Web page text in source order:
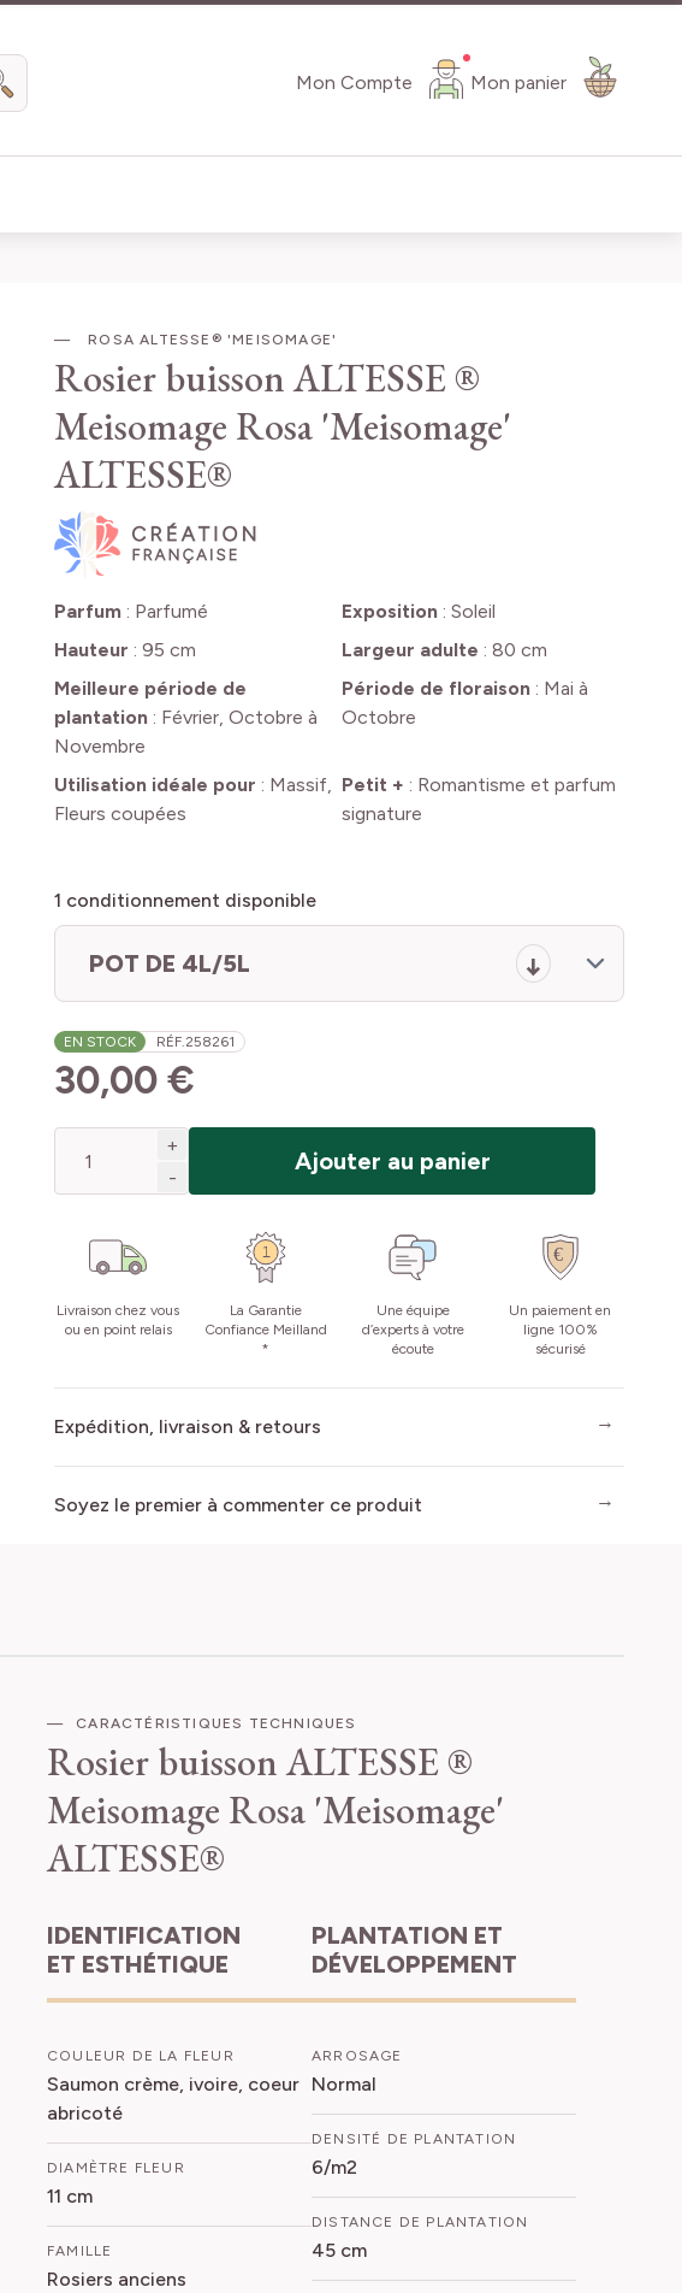
Mon Compte Mon panier
Chercher
ROSA ALTESSE® 'MEISOMAGE'
Rosier buisson ALTESSE ®
Meisomage Rosa 'Meisomage'
ALTESSE®
Parfum: Parfumé Exposition: Soleil
Hauteur : 95 cm Largeur adulte : 80 cm
Meilleure période de
plantation: Février, Octobre à
Novembre
Période de floraison: Mai à
Octobre
Utilisation idéale pour : Massif,
Fleurs coupées
Petit + : Romantisme et parfum
signature
1 conditionnement disponible
POT DE 4L/5L
EN STOCK RÉF.258261
30,00 €
+
-
Ajouter au panier
Livraison chez vous
ou en point relais
La Garantie
Confiance Meilland
*
Une équipe
d’experts à votre
écoute
Un paiement en
ligne 100%
sécurisé
Expédition, livraison & retours
Soyez le premier à commenter ce produit
CARACTÉRISTIQUES TECHNIQUES
Rosier buisson ALTESSE ®
Meisomage Rosa 'Meisomage'
ALTESSE®
IDENTIFICATION
ET ESTHÉTIQUE
COULEUR DE LA FLEUR
Saumon crème, ivoire, coeur
abricoté
DIAMÈTRE FLEUR
11 cm
FAMILLE
Rosiers anciens
PLANTATION ET
DÉVELOPPEMENT
ARROSAGE
Normal
DENSITÉ DE PLANTATION
6/m2
DISTANCE DE PLANTATION
45 cm